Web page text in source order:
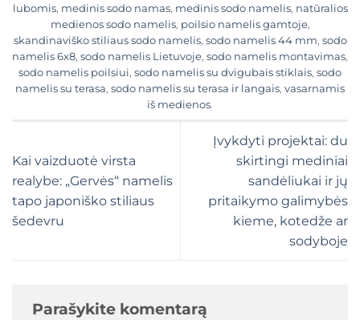
lubomis, medinis sodo namas, medinis sodo namelis, natūralios
medienos sodo namelis, poilsio namelis gamtoje,
skandinaviško stiliaus sodo namelis, sodo namelis 44 mm, sodo
namelis 6x8, sodo namelis Lietuvoje, sodo namelis montavimas,
sodo namelis poilsiui, sodo namelis su dvigubais stiklais, sodo
namelis su terasa, sodo namelis su terasa ir langais, vasarnamis
iš medienos.
Kai vaizduotė virsta
realybe: „Gervės“ namelis
tapo japoniško stiliaus
šedevru
Įvykdyti projektai: du
skirtingi mediniai
sandėliukai ir jų
pritaikymo galimybės
kieme, kotedže ar
sodyboje
Parašykite komentarą